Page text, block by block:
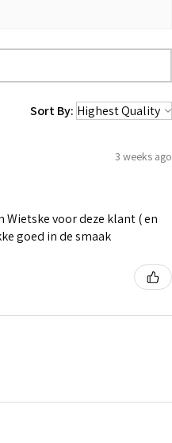
Sort By:
3 weeks ago
voor deze klant ( en
goed in de smaak